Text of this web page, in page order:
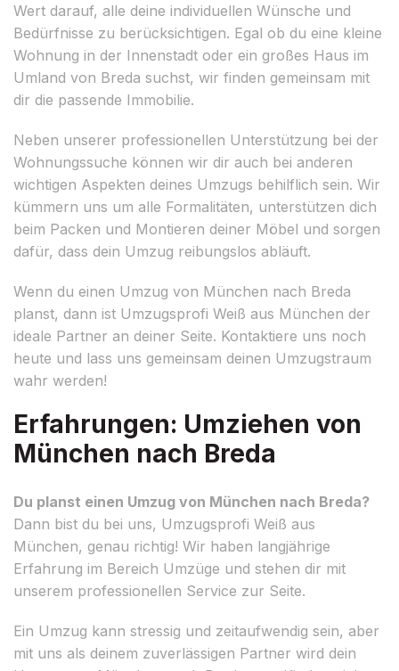
Wert darauf, alle deine individuellen Wünsche und
Bedürfnisse zu berücksichtigen. Egal ob du eine kleine
Wohnung in der Innenstadt oder ein großes Haus im
Umland von Breda suchst, wir finden gemeinsam mit
dir die passende Immobilie.
Neben unserer professionellen Unterstützung bei der
Wohnungssuche können wir dir auch bei anderen
wichtigen Aspekten deines Umzugs behilflich sein. Wir
kümmern uns um alle Formalitäten, unterstützen dich
beim Packen und Montieren deiner Möbel und sorgen
dafür, dass dein Umzug reibungslos abläuft.
Wenn du einen Umzug von München nach Breda
planst, dann ist Umzugsprofi Weiß aus München der
ideale Partner an deiner Seite. Kontaktiere uns noch
heute und lass uns gemeinsam deinen Umzugstraum
wahr werden!
Erfahrungen: Umziehen von
München nach Breda
Du planst einen Umzug von München nach Breda?
Dann bist du bei uns, Umzugsprofi Weiß aus
München, genau richtig! Wir haben langjährige
Erfahrung im Bereich Umzüge und stehen dir mit
unserem professionellen Service zur Seite.
Ein Umzug kann stressig und zeitaufwendig sein, aber
mit uns als deinem zuverlässigen Partner wird dein